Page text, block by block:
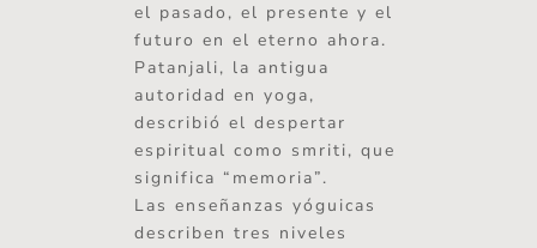
el pasado, el presente y el
futuro en el eterno ahora.
Patanjali, la antigua
autoridad en yoga,
describió el despertar
espiritual como smriti, que
significa “memoria”.
Las enseñanzas yóguicas
describen tres niveles